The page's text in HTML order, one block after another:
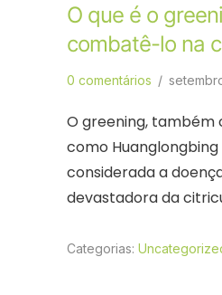
O que é o
combatê-lo na
0 comentários /
O greening, também
como Huanglongbing
considerada a
devastadora da
Categorias: